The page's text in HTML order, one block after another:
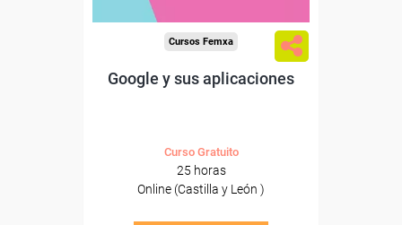
Cursos Femxa
Google y sus aplicaciones
Curso Gratuito
25 horas
Online (Castilla y León )